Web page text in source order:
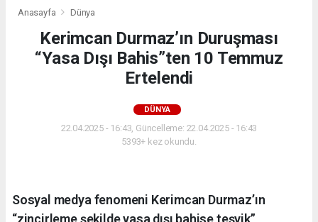
Anasayfa Dünya
Kerimcan Durmaz’ın Duruşması
“Yasa Dışı Bahis”ten 10 Temmuz
Ertelendi
DÜNYA
22.04.2025 - 16:43, Güncelleme: 22.04.2025 - 16:43
5393+ kez okundu.
Sosyal medya fenomeni Kerimcan Durmaz’ın
“zincirleme şekilde yasa dışı bahise teşvik”